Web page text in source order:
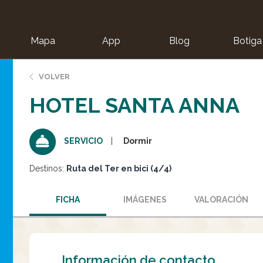
Mapa App Blog Botiga
VOLVER
HOTEL SANTA ANNA
SERVICIO Dormir
Destinos: Ruta del Ter en bici (4/4)
FICHA IMÁGENES VALORACIÓN